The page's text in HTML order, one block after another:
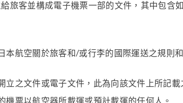
旅客並構成電子機票一部的文件，其中包含
本航空關於旅客和/或行李的國際運送之規則
立之文件或電子文件，此為向該文件上所記
機票以航空器所載運或預計載運的任何人。